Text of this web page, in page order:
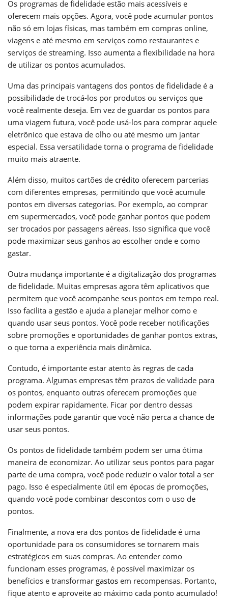
Os programas de fidelidade estão mais acessíveis e
oferecem mais opções. Agora, você pode acumular pontos
não só em lojas físicas, mas também em compras online,
viagens e até mesmo em serviços como restaurantes e
serviços de streaming. Isso aumenta a flexibilidade na hora
de utilizar os pontos acumulados.
Uma das principais vantagens dos pontos de fidelidade é a
possibilidade de trocá-los por produtos ou serviços que
você realmente deseja. Em vez de guardar os pontos para
uma viagem futura, você pode usá-los para comprar aquele
eletrônico que estava de olho ou até mesmo um jantar
especial. Essa versatilidade torna o programa de fidelidade
muito mais atraente.
Além disso, muitos cartões de crédito oferecem parcerias
com diferentes empresas, permitindo que você acumule
pontos em diversas categorias. Por exemplo, ao comprar
em supermercados, você pode ganhar pontos que podem
ser trocados por passagens aéreas. Isso significa que você
pode maximizar seus ganhos ao escolher onde e como
gastar.
Outra mudança importante é a digitalização dos programas
de fidelidade. Muitas empresas agora têm aplicativos que
permitem que você acompanhe seus pontos em tempo real.
Isso facilita a gestão e ajuda a planejar melhor como e
quando usar seus pontos. Você pode receber notificações
sobre promoções e oportunidades de ganhar pontos extras,
o que torna a experiência mais dinâmica.
Contudo, é importante estar atento às regras de cada
programa. Algumas empresas têm prazos de validade para
os pontos, enquanto outras oferecem promoções que
podem expirar rapidamente. Ficar por dentro dessas
informações pode garantir que você não perca a chance de
usar seus pontos.
Os pontos de fidelidade também podem ser uma ótima
maneira de economizar. Ao utilizar seus pontos para pagar
parte de uma compra, você pode reduzir o valor total a ser
pago. Isso é especialmente útil em épocas de promoções,
quando você pode combinar descontos com o uso de
pontos.
Finalmente, a nova era dos pontos de fidelidade é uma
oportunidade para os consumidores se tornarem mais
estratégicos em suas compras. Ao entender como
funcionam esses programas, é possível maximizar os
benefícios e transformar gastos em recompensas. Portanto,
fique atento e aproveite ao máximo cada ponto acumulado!